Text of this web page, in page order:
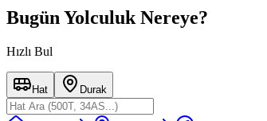
Bugün Yolculuk Nereye?
Hızlı Bul
Hat Durak